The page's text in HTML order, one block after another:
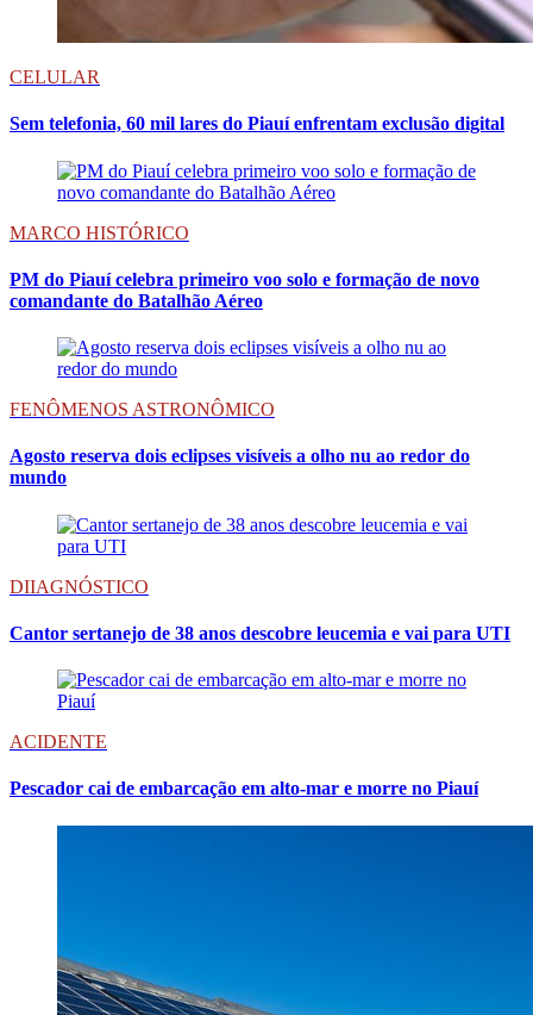
CELULAR
Sem telefonia, 60 mil lares do Piauí enfrentam exclusão digital
MARCO HISTÓRICO
PM do Piauí celebra primeiro voo solo e formação de novo
comandante do Batalhão Aéreo
FENÔMENOS ASTRONÔMICO
Agosto reserva dois eclipses visíveis a olho nu ao redor do
mundo
DIIAGNÓSTICO
Cantor sertanejo de 38 anos descobre leucemia e vai para UTI
ACIDENTE
Pescador cai de embarcação em alto-mar e morre no Piauí